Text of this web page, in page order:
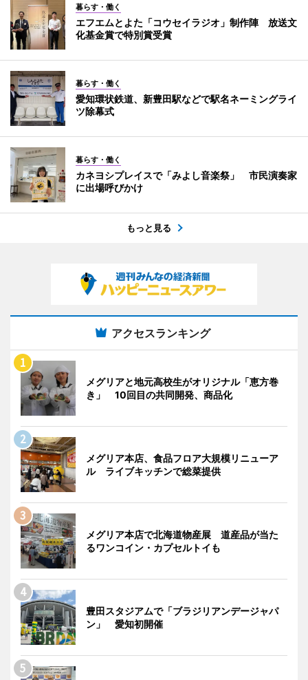
暮らす・働く
エフエムとよた「コウセイラジオ」制作陣 放送文
化基金賞で特別賞受賞
暮らす・働く
愛知環状鉄道、新豊田駅などで駅名ネーミングライ
ツ除幕式
暮らす・働く
カネヨシプレイスで「みよし音楽祭」 市民演奏家
に出場呼びかけ
もっと見る
アクセスランキング
メグリアと地元高校生がオリジナル「恵方巻
き」 10回目の共同開発、商品化
メグリア本店、食品フロア大規模リニューア
ル ライブキッチンで総菜提供
メグリア本店で北海道物産展 道産品が当た
るワンコイン・カプセルトイも
豊田スタジアムで「ブラジリアンデージャパ
ン」 愛知初開催